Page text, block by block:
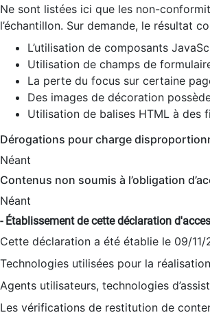
Ne sont listées ici que les non-
l’échantillon. Sur demande, le résultat
L’utilisation de composants
Utilisation de champs de
La perte du focus sur certaine
Des images de décoration
Utilisation de balises HTML à des
Dérogations pour charge
Néant
Contenus non soumis à l’obligation
Néant
- Établissement de cette déclaration
Cette déclaration a été établie le 09/
Technologies utilisées pour la
Agents utilisateurs, technologies
Les vérifications de restitution de